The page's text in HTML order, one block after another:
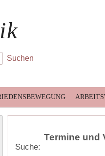
Termine und
Suche: